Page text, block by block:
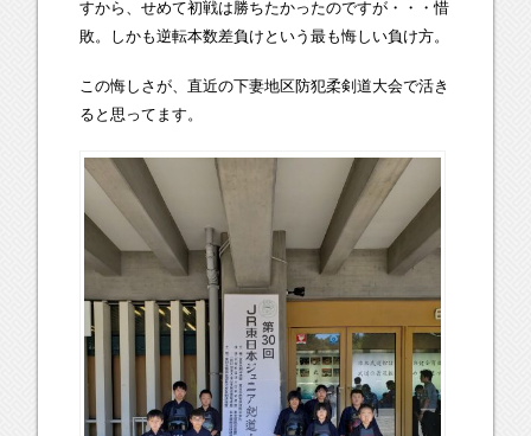
すから、せめて初戦は勝ちたかったのですが・・・惜
敗。しかも逆転本数差負けという最も悔しい負け方。
この悔しさが、直近の下妻地区防犯柔剣道大会で活き
ると思ってます。